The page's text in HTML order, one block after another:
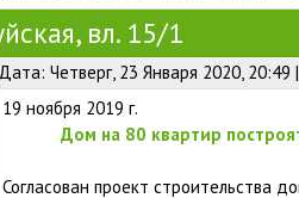
вл. 15/1
Дата: Четверг, 23 Января 2020,
19 ноября 2019 г.
Дом на 80 квартир
Согласован проект строительства